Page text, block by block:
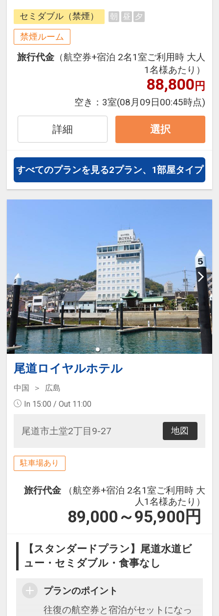
できるダイナミックパッケージだか
ら、一都市滞在はもちろん周遊旅行
にも最適！
旅行期間中の1泊だけの宿泊や延
泊・飛び泊なども自由自在です。
フライトは、安心のJAL（または
JALグループ）確約！フライトマイ
ル50%貯まります。
通・体験プランなどの追加（同時予
約）が可能なプランもございます。
セミダブル（禁煙） 朝 昼 夕
禁煙ルーム
旅行代金 （航空券+宿泊 2名1室ご利用時 大人
1名様あたり）
88,800円
空き： 3室(08月09日00:45時点)
詳細 選択
すべてのプランを見る2プラン、1部屋タイプ
尾道ロイヤルホテル
中国
広島
In 15:00 / Out 11:00
尾道市土堂2丁目9-27 地図
駐車場あり
旅行代金
（航空券+宿泊 2名1室ご利用時 大
人1名様あたり）
89,000～95,900 円
【スタンダードプラン】尾道水道ビ
ュー・セミダブル・食事なし
プランのポイント
往復の航空券と宿泊がセットになっ